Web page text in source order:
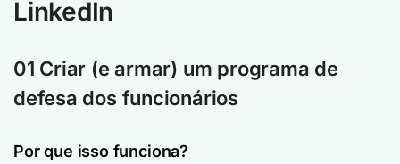
LinkedIn
01 Criar (e armar) um programa de
defesa dos funcionários
Por que isso funciona?